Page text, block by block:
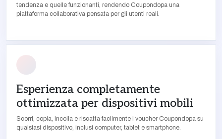
tendenza e quelle funzionanti, rendendo Coupondopa una
piattaforma collaborativa pensata per gli utenti reali.
Esperienza completamente
ottimizzata per dispositivi mobili
Scorri, copia, incolla e riscatta facilmente i voucher Coupondopa su
qualsiasi dispositivo, inclusi computer, tablet e smartphone.